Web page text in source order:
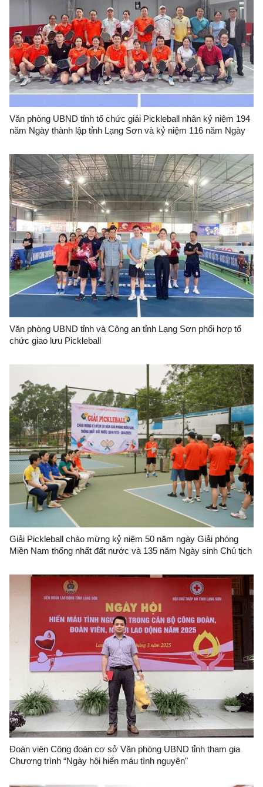
Văn phòng UBND tỉnh tổ chức giải Pickleball nhân kỷ niệm 194
năm Ngày thành lập tỉnh Lạng Sơn và kỷ niệm 116 năm Ngày
Văn phòng UBND tỉnh và Công an tỉnh Lạng Sơn phối hợp tổ
chức giao lưu Pickleball
Giải Pickleball chào mừng kỷ niệm 50 năm ngày Giải phóng
Miền Nam thống nhất đất nước và 135 năm Ngày sinh Chủ tịch
Đoàn viên Công đoàn cơ sở Văn phòng UBND tỉnh tham gia
Chương trình “Ngày hội hiến máu tình nguyện"